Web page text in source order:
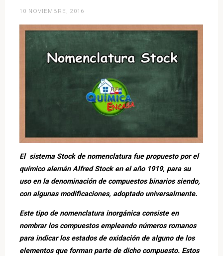
10 NOVIEMBRE, 2016
El sistema Stock de nomenclatura fue propuesto por el
químico alemán Alfred Stock en el año 1919, para su
uso en la denominación de compuestos binarios siendo,
con algunas modificaciones, adoptado universalmente.
Este tipo de nomenclatura inorgánica consiste en
nombrar los compuestos empleando números romanos
para indicar los estados de oxidación de alguno de los
elementos que forman parte de dicho compuesto. Estos